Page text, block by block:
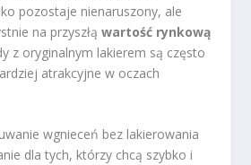
pozostaje nienaruszony, ale
na przyszłąwartość rynkową
z oryginalnym lakierem są często
atrakcyjne w oczach
wgnieceń bez lakierowania
dla tych, którzy chcą szybko i